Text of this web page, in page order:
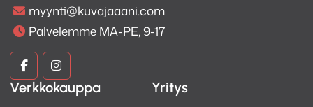
myynti@kuvajaaani.com
Palvelemme MA-PE, 9-17
Kuva
ja
Kuva
ja
Verkkokauppa
Yritys